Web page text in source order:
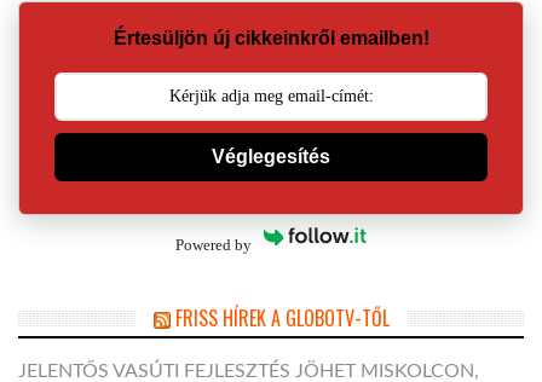
Értesüljön új cikkeinkről emailben!
Véglegesítés
Powered by
FRISS HÍREK A GLOBOTV-TŐL
JELENTŐS VASÚTI FEJLESZTÉS JÖHET MISKOLCON,